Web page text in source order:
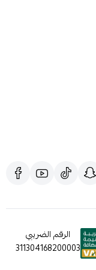
الرقم الضريبي
311304168200003